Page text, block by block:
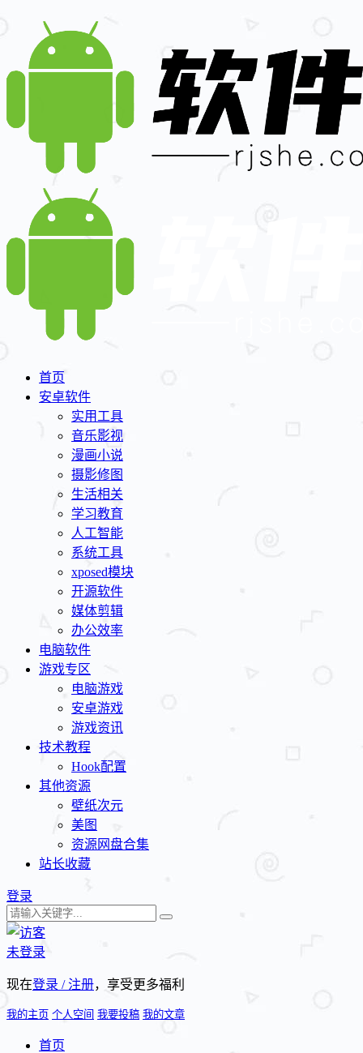
首页
安卓软件
实用工具
音乐影视
漫画小说
摄影修图
生活相关
学习教育
人工智能
系统工具
xposed模块
开源软件
媒体剪辑
办公效率
电脑软件
游戏专区
电脑游戏
安卓游戏
游戏资讯
技术教程
Hook配置
其他资源
壁纸次元
美图
资源网盘合集
站长收藏
登录
未登录
现在登录 / 注册，享受更多福利
我的主页 个人空间 我要投稿 我的文章
首页